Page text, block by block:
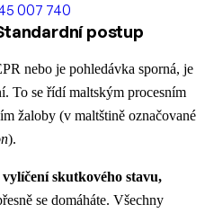
007 740
postup
nebo je pohledávka sporná, je
To se řídí maltským procesním
žaloby (v maltštině označované
).
skutkového stavu,
se domáháte. Všechny